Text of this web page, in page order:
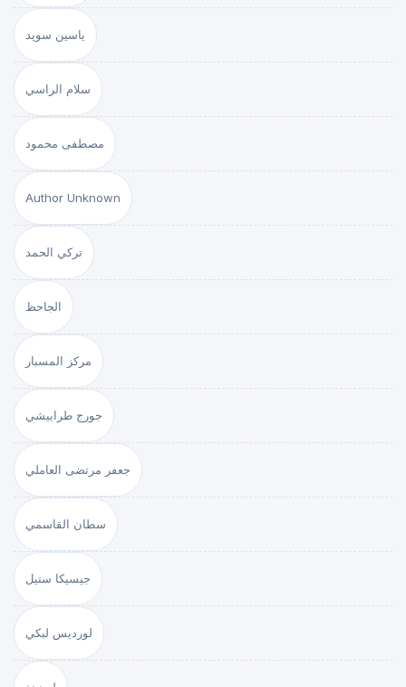
ياسين سويد
سلام الراسي
مصطفى محمود
Author Unknown
تركي الحمد
الجاحظ
مركز المسبار
جورج طرابيشي
جعفر مرتضى العاملي
سطان القاسمي
جيسيكا ستيل
لورديس لبكي